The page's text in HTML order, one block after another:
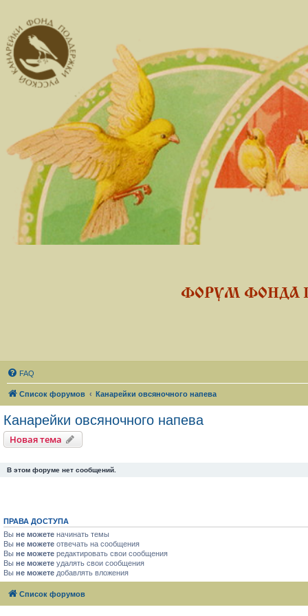
ФОРУМ ФОНДА
FAQ
Список форумов Канарейки овсяночного напева
Канарейки овсяночного напева
Новая тема
В этом форуме нет сообщений.
ПРАВА ДОСТУПА
Вы не можете начинать темы
Вы не можете отвечать на сообщения
Вы не можете редактировать свои сообщения
Вы не можете удалять свои сообщения
Вы не можете добавлять вложения
Список форумов